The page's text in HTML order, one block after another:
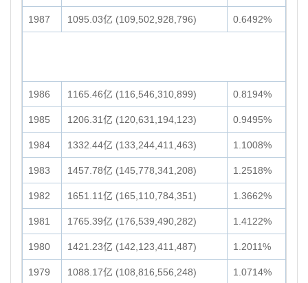
1987 1095.03亿 (109,502,928,796) 0.6492%
1986 1165.46亿 (116,546,310,899) 0.8194%
1985 1206.31亿 (120,631,194,123) 0.9495%
1984 1332.44亿 (133,244,411,463) 1.1008%
1983 1457.78亿 (145,778,341,208) 1.2518%
1982 1651.11亿 (165,110,784,351) 1.3662%
1981 1765.39亿 (176,539,490,282) 1.4122%
1980 1421.23亿 (142,123,411,487) 1.2011%
1979 1088.17亿 (108,816,556,248) 1.0714%